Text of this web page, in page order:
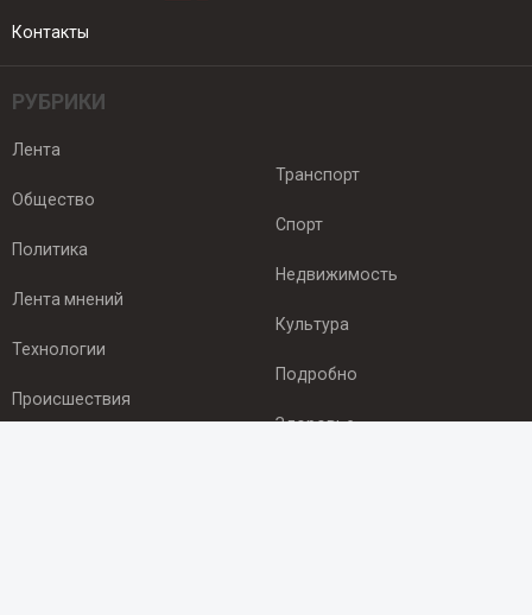
Контакты
РУБРИКИ
Лента
Общество
Политика
Лента мнений
Технологии
Происшествия
Транспорт
Спорт
Недвижимость
Культура
Подробно
Здоровье